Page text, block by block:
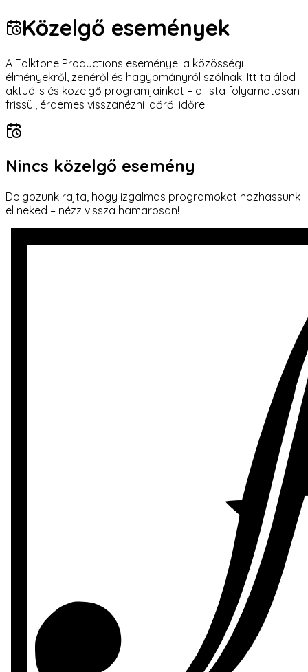
Közelgő események
A Folktone Productions eseményei a közösségi
élményekről, zenéről és hagyományról szólnak. Itt találod
aktuális és közelgő programjainkat – a lista folyamatosan
frissül, érdemes visszanézni időről időre.
Nincs közelgő esemény
Dolgozunk rajta, hogy izgalmas programokat hozhassunk
el neked – nézz vissza hamarosan!